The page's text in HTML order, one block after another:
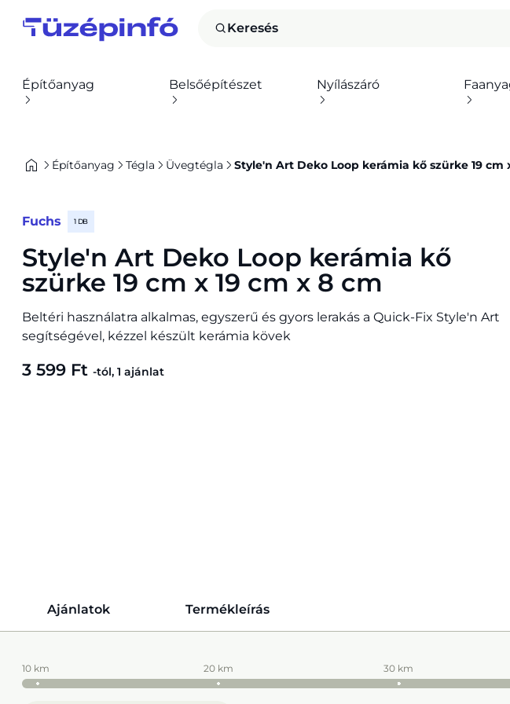
Keresés
Építőanyag Belsőépítészet Nyílászáró
Építőanyag Tégla Üvegtégla Style'n Art Deko Loop kerámia kő szürke 19 cm
Fuchs 1 DB
Style'n Art Deko Loop kerámia kő
szürke 19 cm x 19 cm x 8 cm
Beltéri használatra alkalmas, egyszerű és gyors lerakás a Quick-Fix Style'n Art
segítségével, kézzel készült kerámia kövek
3 599 Ft -tól, 1 ajánlat
Ajánlatok Termékleírás
10 km 20 km 30 km